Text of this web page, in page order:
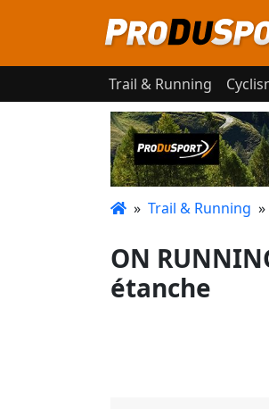
Trail & Running
» Trail & Running »
ON
étanche